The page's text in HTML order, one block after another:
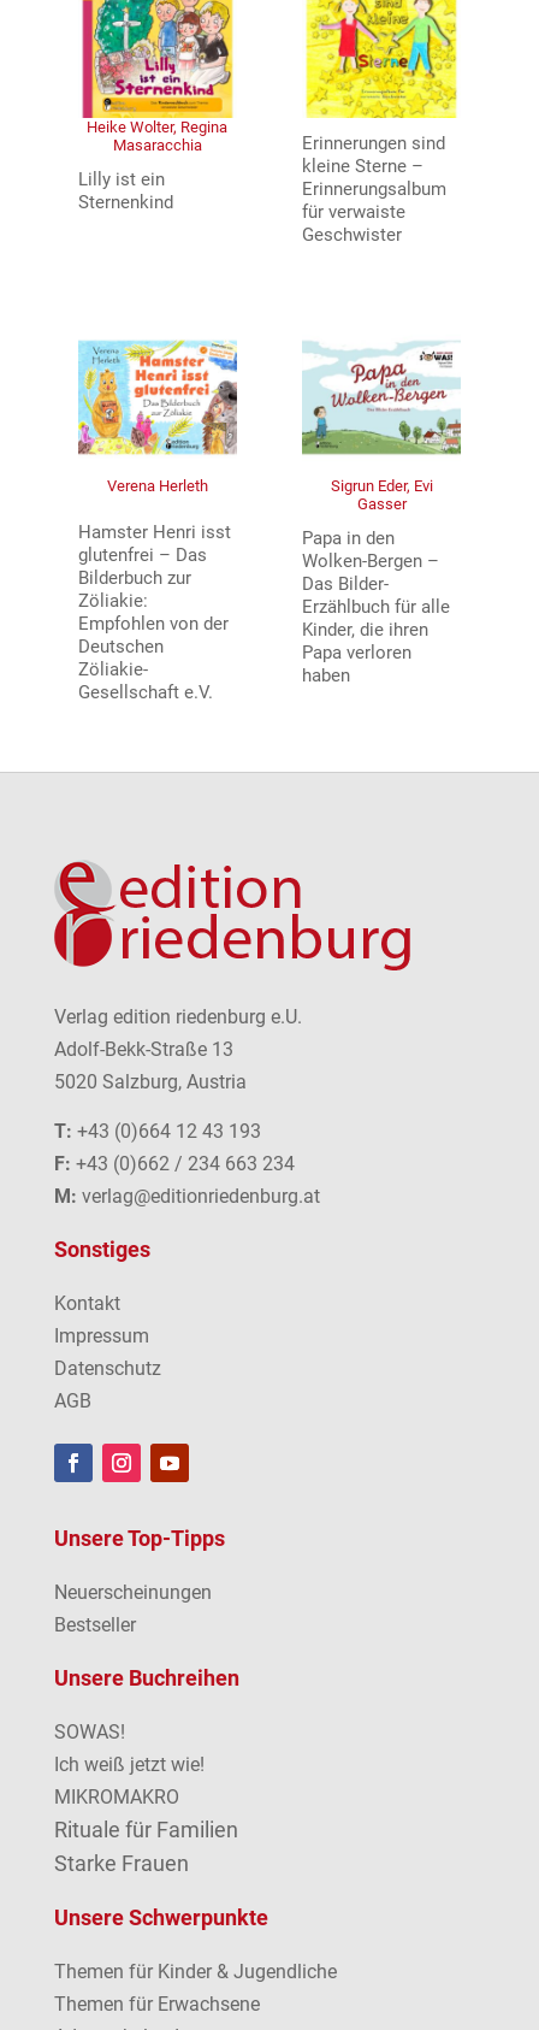
Heike Wolter, Regina
Masaracchia
Lilly ist ein
Sternenkind
Erinnerungen sind
kleine Sterne –
Erinnerungsalbum
für verwaiste
Geschwister
Verena Herleth
Hamster Henri isst
glutenfrei – Das
Bilderbuch zur
Zöliakie:
Empfohlen von der
Deutschen
Zöliakie-
Gesellschaft e.V.
Sigrun Eder, Evi
Gasser
Papa in den
Wolken-Bergen –
Das Bilder-
Erzählbuch für alle
Kinder, die ihren
Papa verloren
haben
Verlag edition riedenburg e.U.
Adolf-Bekk-Straße 13
5020 Salzburg, Austria
T: +43 (0)664 12 43 193
F: +43 (0)662 / 234 663 234
M: verlag@editionriedenburg.at
Sonstiges
Kontakt
Impressum
Datenschutz
AGB
Unsere Top-Tipps
Neuerscheinungen
Bestseller
Unsere Buchreihen
SOWAS!
Ich weiß jetzt wie!
MIKROMAKRO
Rituale für Familien
Starke Frauen
Unsere Schwerpunkte
Themen für Kinder & Jugendliche
Themen für Erwachsene